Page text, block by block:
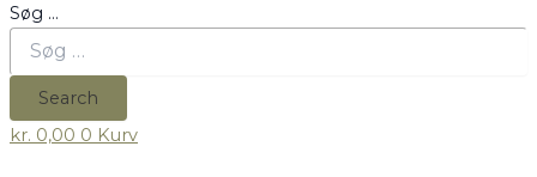
Søg …
Search
kr. 0,00 0 Kurv